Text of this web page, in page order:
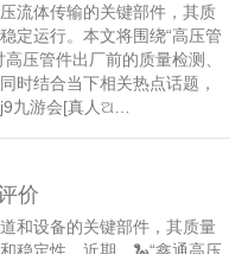
流体传输的关键部件，其质
定运行。本文将围绕“高压管
压管件出厂前的质量检测、
时结合当下相关热点话题，
九游会[真人ଅ…
价
和设备的关键部件，其质量